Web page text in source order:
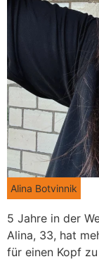
Alina Botvinnik
5 Jahre in der
Alina, 33, hat
für einen Kopf